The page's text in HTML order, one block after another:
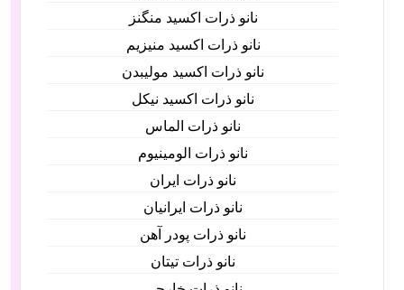
نانو ذرات اکسید منگنز
نانو ذرات اکسید منیزیم
نانو ذرات اکسید مولیبدن
نانو ذرات اکسید نیکل
نانو ذرات الماس
نانو ذرات الومینیوم
نانو ذرات ایران
نانو ذرات ایرانیان
نانو ذرات پودر آهن
نانو ذرات تیتان